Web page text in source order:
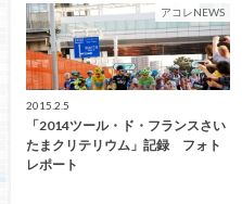
アコレNEWS
2015.2.5
「2014ツール・ド・フランスさい
たまクリテリウム」記録 フォト
レポート